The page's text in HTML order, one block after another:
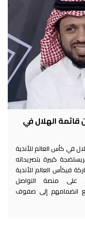
قائمة الهلال في
في كأس العالم للأندية
كبيرة بتصريحاته
فيكأس العالم للأندية
على منصة التواصل
انضمامهم إلى صفوف